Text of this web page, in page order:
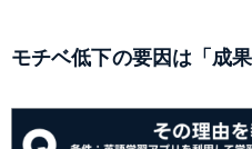
モチベ低下の要因は「成